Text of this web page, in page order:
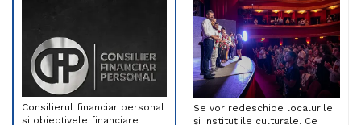
Consilierul financiar personal
si obiectivele financiare
Se vor redeschide localurile
și instituțiile culturale. Ce